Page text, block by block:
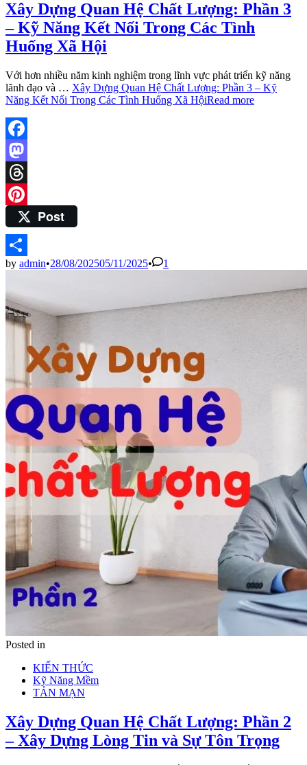
Xây Dựng Quan Hệ Chất Lượng: Phần 3
– Kỹ Năng Kết Nối Trong Các Tình
Huống Xã Hội
Với hơn nhiều năm kinh nghiệm trong lĩnh vực phát triển kỹ năng
lãnh đạo và … Xây Dựng Quan Hệ Chất Lượng: Phần 3 – Kỹ
Năng Kết Nối Trong Các Tình Huống Xã HộiRead more
Facebook
Mastodon
Threads
PinterestPost
Share
by admin•28/08/202505/11/2025• 1
Posted in
KIẾN THỨC
Kỹ Năng Mềm
TẢN MẠN
Xây Dựng Quan Hệ Chất Lượng: Phần 2
– Xây Dựng Lòng Tin và Sự Tôn Trọng